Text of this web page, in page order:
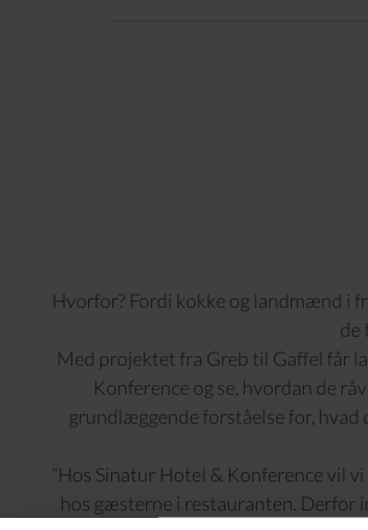
Hvorfor? Fordi kokke og landmænd i
de
Med projektet fra Greb til Gaffel får
Konference og se, hvordan de
grundlæggende forståelse for, hvad
“Hos Sinatur Hotel & Konference vil
hos gæsterne i restauranten. Derfor